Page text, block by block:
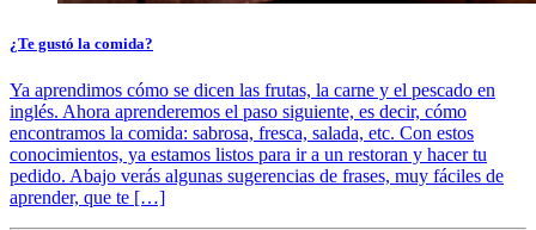
¿Te gustó la comida?
Ya aprendimos cómo se dicen las frutas, la carne y el pescado en
inglés. Ahora aprenderemos el paso siguiente, es decir, cómo
encontramos la comida: sabrosa, fresca, salada, etc. Con estos
conocimientos, ya estamos listos para ir a un restoran y hacer tu
pedido. Abajo verás algunas sugerencias de frases, muy fáciles de
aprender, que te […]